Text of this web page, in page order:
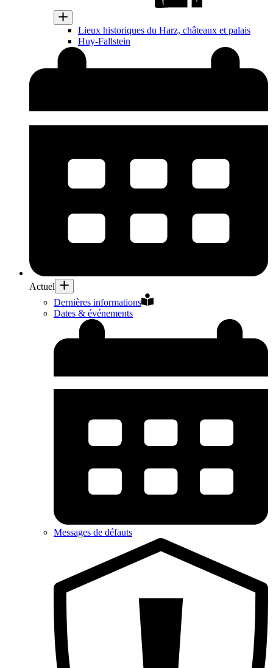
Lieux historiques du Harz, châteaux et palais
Huy-Fallstein
Actuel
Dernières informations
Dates & événements
Messages de défauts